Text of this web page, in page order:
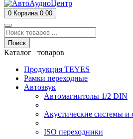
0 Корзина 0.00
Поиск
Каталог товаров
Продукция TEYES
Рамки переходные
Автозвук
Автомагнитолы 1/2 DIN
Акустические системы и
ISO переходники